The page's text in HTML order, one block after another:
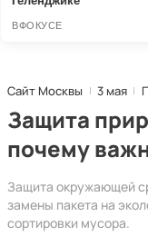
Сайт Москвы 3 мая
Защита
почему
Защита окружающей
замены пакета на
сортировки мусора.